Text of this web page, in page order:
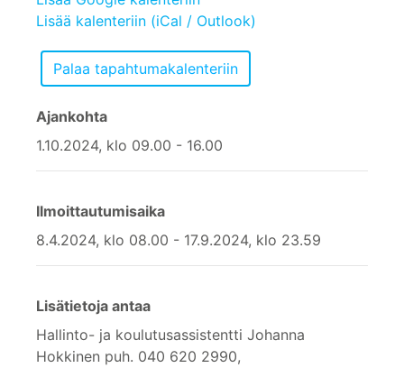
Lisää kalenteriin (iCal / Outlook)
Ajankohta
1.10.2024, klo 09.00 - 16.00
Ilmoittautumisaika
8.4.2024, klo 08.00 - 17.9.2024, klo 23.59
Lisätietoja antaa
Hallinto- ja koulutusassistentti Johanna
Hokkinen puh. 040 620 2990,